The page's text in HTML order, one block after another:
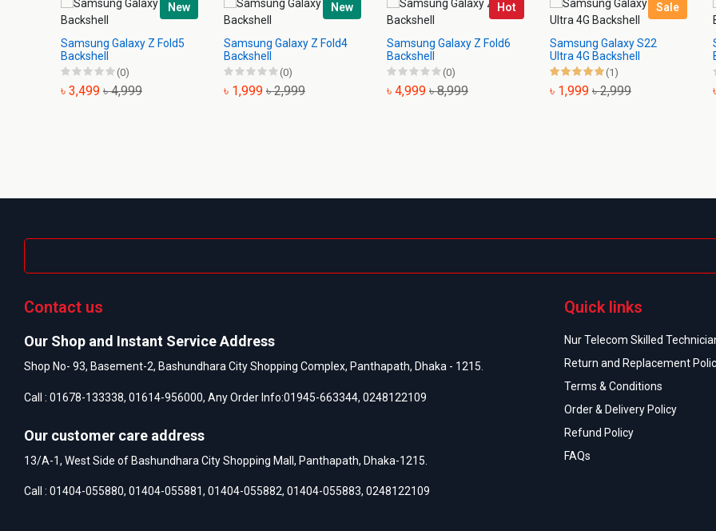
New
Samsung Galaxy Z Fold5
Backshell
(0)
৳ 3,499 ৳ 4,999
New
Samsung Galaxy Z Fold4
Backshell
(0)
৳ 1,999 ৳ 2,999
Hot
Samsung Galaxy Z Fold6
Backshell
(0)
৳ 4,999 ৳ 8,999
Sale
Samsung Galaxy S22
Ultra 4G Backshell
(1)
৳ 1,999 ৳ 2,999
Contact us
Our Shop and Instant Service Address
Shop No- 93, Basement-2, Bashundhara City Shopping Complex, Panthapath, Dhaka - 1215.
Call : 01678-133338, 01614-956000, Any Order Info:01945-663344, 0248122109
Our customer care address
13/A-1, West Side of Bashundhara City Shopping Mall, Panthapath, Dhaka-1215.
Call : 01404-055880, 01404-055881, 01404-055882, 01404-055883, 0248122109
Quick links
Nur Telecom Skilled
Return and Replacement
Terms & Conditions
Order & Delivery Policy
Refund Policy
FAQs